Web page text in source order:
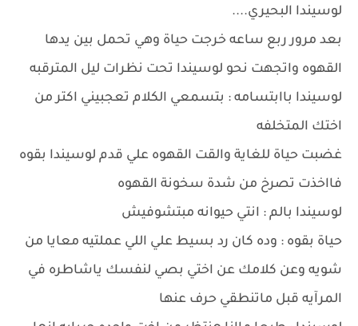
لوسيندا البحيري....
بعد مرور ربع ساعه خرجت حياة وهي تحمل بين يدها
القهوه واتجهت نحو لوسيندا تحت نظرات ليل المترقبه
لوسيندا باابتسامه : بتسمعي الكلام تعجبيني اكتر من
اختك المتخلفه
غضبت حياة للغاية والقت القهوه علي قدم لوسيندا بقوه
فااخذت تصرخ من شدة سخونة القهوه
لوسيندا بالم : انتي حيوانه مبتشوفيش
حياة بقوه : وده كان رد بسيط علي اللي عملتيه معايا من
شويه وعن كلامك عن اختي بصي لنفسك ياشاطره في
المرآيه قبل ماتنطقي حرف عنها